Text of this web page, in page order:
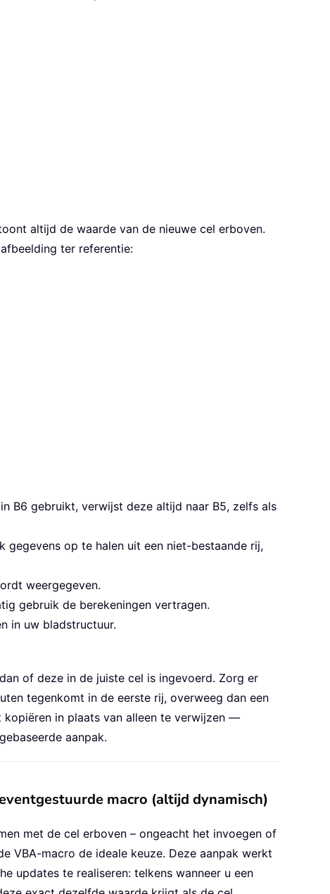
altijd de waarde van de nieuwe cel erboven.
ter referentie:
B6 gebruikt, verwijst deze altijd naar B5, zelfs als
op te halen uit een niet-bestaande rij,
weergegeven.
gebruik de berekeningen vertragen.
in uw bladstructuur.
of deze in de juiste cel is ingevoerd. Zorg er
tegenkomt in de eerste rij, overweeg dan een
in plaats van alleen te verwijzen —
aanpak.
macro (altijd dynamisch)
met de cel erboven – ongeacht het invoegen of
VBA-macro de ideale keuze. Deze aanpak werkt
updates te realiseren: telkens wanneer u een